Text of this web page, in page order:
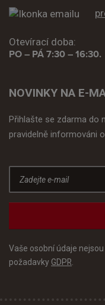
Otevírací doba:
PO – PÁ 7:30 – 16:30.
NOVINKY NA E-
Přihlašte se zdarma do
pravidelně informováni
Vaše osobní údaje
požadavky GDPR.